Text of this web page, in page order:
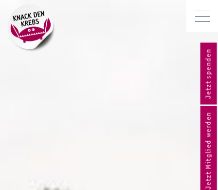
Jetzt spenden
Jetzt Mitglied werden